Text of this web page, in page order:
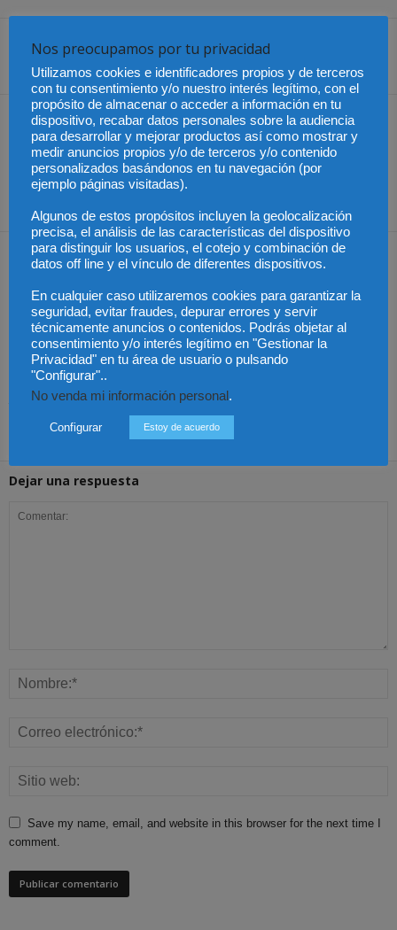
Share
Artículo anterior
México – Se amplía la
emisión digital de
certificados de uso de
Artículo siguiente
Economía impulsa la
creación de ANESFI
Artículos relacionados Más del autor
Colombia – Proteger la
vida desde la
fecundación
la Espirella asumirá en
un acto en Cali
Dejar una respuesta
Save my name, email, and website in this browser for the next time I
comment.
Nos preocupamos por tu privacidad
Utilizamos cookies e identificadores propios y de terceros
con tu consentimiento y/o nuestro interés legítimo, con el
propósito de almacenar o acceder a información en tu
dispositivo, recabar datos personales sobre la audiencia
para desarrollar y mejorar productos así como mostrar y
medir anuncios propios y/o de terceros y/o contenido
personalizados basándonos en tu navegación (por
ejemplo páginas visitadas).
Algunos de estos propósitos incluyen la geolocalización
precisa, el análisis de las características del dispositivo
para distinguir los usuarios, el cotejo y combinación de
datos off line y el vínculo de diferentes dispositivos.
En cualquier caso utilizaremos cookies para garantizar la
seguridad, evitar fraudes, depurar errores y servir
técnicamente anuncios o contenidos. Podrás objetar al
consentimiento y/o interés legítimo en "Gestionar la
Privacidad" en tu área de usuario o pulsando
"Configurar"..
No venda mi información personal.
Configurar Estoy de acuerdo